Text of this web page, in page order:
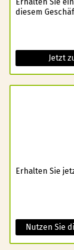
diesem
Jetzt
Erhalten Sie
Nutzen Sie